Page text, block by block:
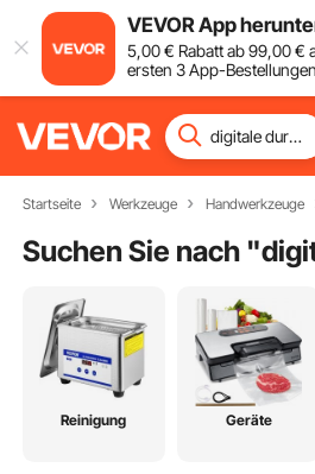
VEVOR App
5,00€ Rabatt ab99,00€
ersten 3 App-
Startseite Werkzeuge Handwerkzeuge
Suchen Sie nach "
Reinigung Geräte